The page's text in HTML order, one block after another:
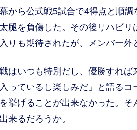
から公式戦5試合で4得点と順調
腿を負傷した。その後リハビ
りも期待されたが、メンバー外
戦はいつも特別だし、優勝すれ
っているし楽しみだ」と語る
挙げることが出来なかった。
来るだろうか。